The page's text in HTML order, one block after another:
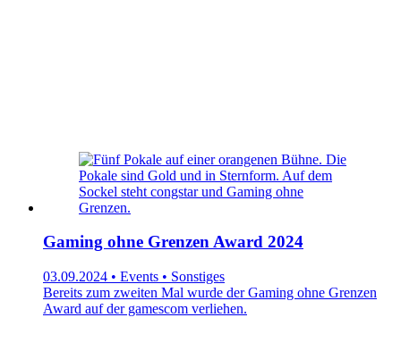
Gaming ohne Grenzen Award 2024
03.09.2024 • Events • Sonstiges
Bereits zum zweiten Mal wurde der Gaming ohne Grenzen
Award auf der gamescom verliehen.